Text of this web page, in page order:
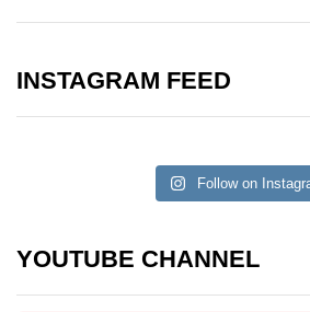
INSTAGRAM FEED
Follow on
YOUTUBE CHANNEL